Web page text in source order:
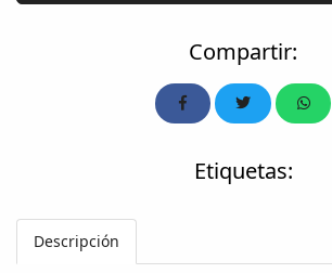
Compartir:
Etiquetas:
Descripción